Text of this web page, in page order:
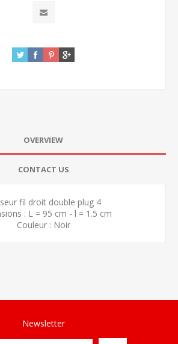
OVERVIEW
CONTACT US
fil droit double plug 4
: L = 95 cm - l = 1.5 cm
Couleur : Noir
Newsletter